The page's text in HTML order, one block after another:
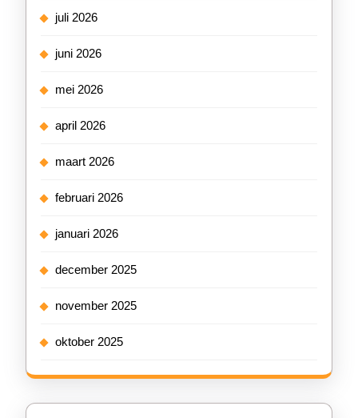
juli 2026
juni 2026
mei 2026
april 2026
maart 2026
februari 2026
januari 2026
december 2025
november 2025
oktober 2025